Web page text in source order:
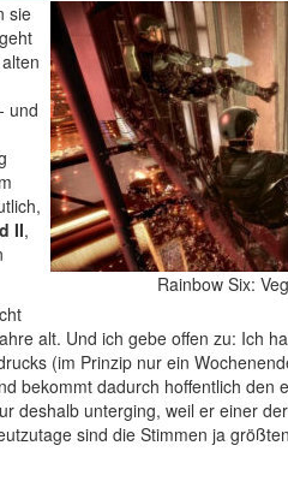
Rainbow Six:
sie
und
II,
alt. Und ich gebe offen zu: Ich
(im Prinzip nur ein
bekommt dadurch hoffentlich den
deshalb unterging, weil er einer
sind die Stimmen ja